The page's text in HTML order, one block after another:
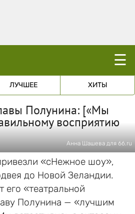
☰
ЛУЧШЕЕ ХИТЫ
Полунина: [«Мы
восприятию
Анна Шашева для 66.ru
«сНежное шоу»,
до Новой Зеландии.
его «театральной
Полунина — «лучшим